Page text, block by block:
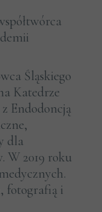
Śląskiego
Katedrze
Endodoncją
dla
W 2019 roku
fotografią i